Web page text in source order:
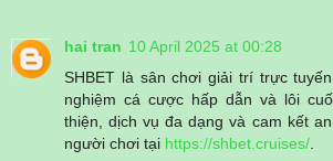
hai tran 10 April 2025 at 00:28
SHBET là sân chơi giải trí trực
nghiệm cá cược hấp dẫn và lôi
thiện, dịch vụ đa dạng và cam kết
người chơi tại https://shbet.cruises/.